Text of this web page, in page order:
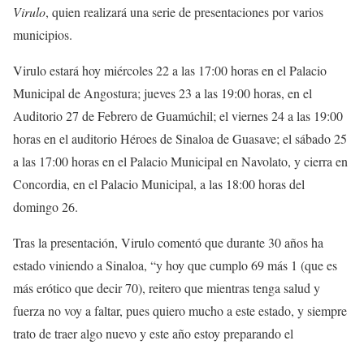
Virulo, quien realizará una serie de presentaciones por varios
municipios.
Virulo estará hoy miércoles 22 a las 17:00 horas en el Palacio
Municipal de Angostura; jueves 23 a las 19:00 horas, en el
Auditorio 27 de Febrero de Guamúchil; el viernes 24 a las 19:00
horas en el auditorio Héroes de Sinaloa de Guasave; el sábado 25
a las 17:00 horas en el Palacio Municipal en Navolato, y cierra en
Concordia, en el Palacio Municipal, a las 18:00 horas del
domingo 26.
Tras la presentación, Virulo comentó que durante 30 años ha
estado viniendo a Sinaloa, “y hoy que cumplo 69 más 1 (que es
más erótico que decir 70), reitero que mientras tenga salud y
fuerza no voy a faltar, pues quiero mucho a este estado, y siempre
trato de traer algo nuevo y este año estoy preparando el